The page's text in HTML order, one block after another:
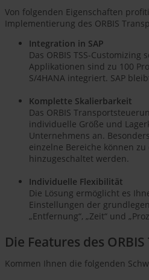
Von folgenden Eigenschaften
Implementierung des ORBIS
Integration in SAP
Das ORBIS TSS-Customizing
Applikationen sind zu 100
S/4HANA integriert. SAP
Komplette Skalierbarkeit
Das ORBIS
individuelle Größe und
Unternehmens an.
einzelne Bereiche können
hinzugeschaltet werden.
Individuelle Flexibilität
Die Lösung ermöglicht es
Einstellungen der
„Entfernung“, „Zeit“ und
Die Features des ORBIS
Kommen Ihnen die folgenden